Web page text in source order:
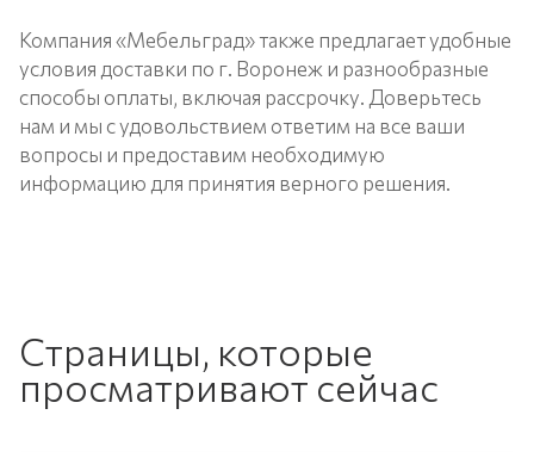
Компания «Мебельград» также предлагает удобные
условия доставки по г. Воронеж и разнообразные
способы оплаты, включая рассрочку. Доверьтесь
нам и мы с удовольствием ответим на все ваши
вопросы и предоставим необходимую
информацию для принятия верного решения.
Страницы, которые
просматривают сейчас